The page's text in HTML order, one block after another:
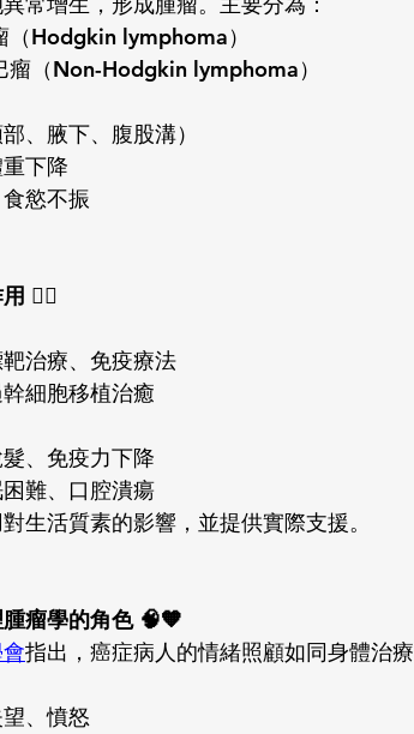
（Hodgkin lymphoma）
瘤（Non-Hodgkin lymphoma）
、腋下、腹股溝）
下降
慾不振
🧑‍⚕️
治療、免疫療法
細胞移植治癒
、免疫力下降
難、口腔潰瘍
生活質素的影響，並提供實際支援。
瘤學的角色 🧠🧡
指出，癌症病人的情緒照顧如同身體治
、憤怒